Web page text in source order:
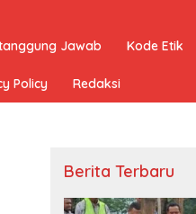
Jawab Kode Etik
Policy Redaksi
Berita Terbaru